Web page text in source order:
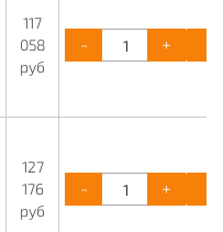
117
058
руб
- +
127
176
руб
- +